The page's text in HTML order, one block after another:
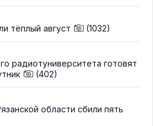
тёплый август (1032)
радиотуниверситета готовят
(402)
области сбили пять